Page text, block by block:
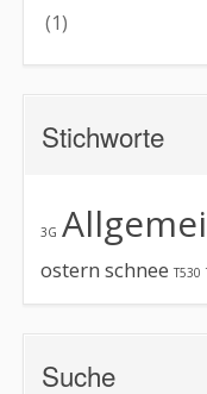
(1)
Stichworte
3G
ostern schnee T530
Suche